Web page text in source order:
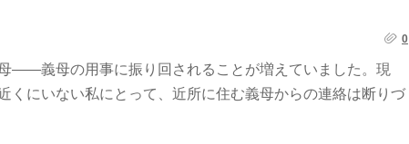
0
――義母の用事に振り回されることが増えていました。現
くにいない私にとって、近所に住む義母からの連絡は断りづ